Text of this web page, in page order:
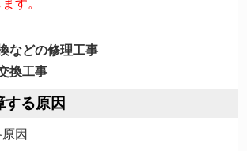
す。
などの修理工事
換工事
する原因
因